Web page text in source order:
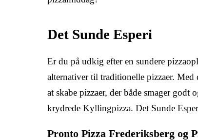
Det Sunde Esperi
Er du på udkig efter en sundere
alternativer til traditionelle pizzaer.
at skabe pizzaer, der både smager godt
krydrede Kyllingpizza. Det Sunde
Pronto Pizza Frederiksberg og